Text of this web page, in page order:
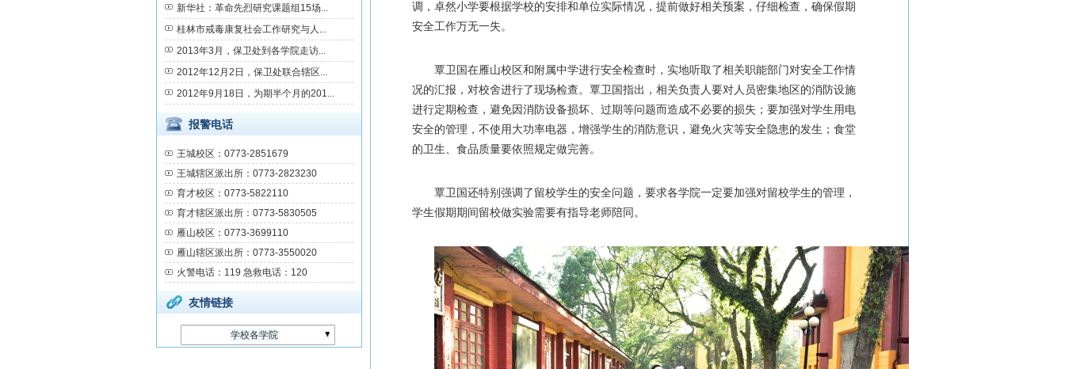
新华社：革命先烈研究课题组15场...
桂林市戒毒康复社会工作研究与人...
2013年3月，保卫处到各学院走访...
2012年12月2日，保卫处联合辖区...
2012年9月18日，为期半个月的201...
报警电话
王城校区：0773-2851679
王城辖区派出所：0773-2823230
育才校区：0773-5822110
育才辖区派出所：0773-5830505
雁山校区：0773-3699110
雁山辖区派出所：0773-3550020
火警电话：119 急救电话：120
友情链接
学校各学院
调，卓然小学要根据学校的安排和单位实际情况，提前做好相关预案，仔细检查，确保假期
安全工作万无一失。
覃卫国在雁山校区和附属中学进行安全检查时，实地听取了相关职能部门对安全工作情
况的汇报，对校舍进行了现场检查。覃卫国指出，相关负责人要对人员密集地区的消防设施
进行定期检查，避免因消防设备损坏、过期等问题而造成不必要的损失；要加强对学生用电
安全的管理，不使用大功率电器，增强学生的消防意识，避免火灾等安全隐患的发生；食堂
的卫生、食品质量要依照规定做完善。
覃卫国还特别强调了留校学生的安全问题，要求各学院一定要加强对留校学生的管理，
学生假期期间留校做实验需要有指导老师陪同。